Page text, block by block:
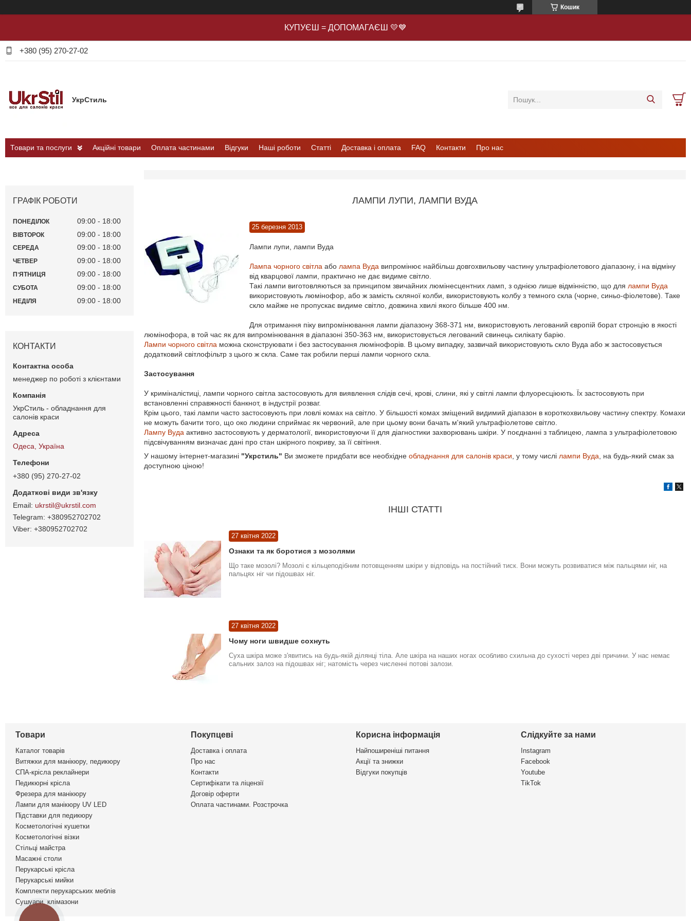
Кошик
КУПУЄШ = ДОПОМАГАЄШ 💛💙
+380 (95) 270-27-02
УкрСтиль
Товари та послуги Акційні товари Оплата частинами Відгуки Наші роботи Статті Доставка і оплата FAQ Контакти Про нас
ЛАМПИ ЛУПИ, ЛАМПИ ВУДА
25 березня 2013
Лампи лупи, лампи Вуда
Лампа чорного світла або лампа Вуда випромінює найбільш довгохвильову частину ультрафіолетового діапазону, і на відміну
від кварцової лампи, практично не дає видиме світло.
Такі лампи виготовляються за принципом звичайних люмінесцентних ламп, з однією лише відмінністю, що для лампи Вуда
використовують люмінофор, або ж замість скляної колби, використовують колбу з темного скла (чорне, синьо-фіолетове). Таке
скло майже не пропускає видиме світло, довжина хвилі якого більше 400 нм.
Для отримання піку випромінювання лампи діапазону 368-371 нм, використовують легований європій борат стронцію в якості
люмінофора, в той час як для випромінювання в діапазоні 350-363 нм, використовується легований свинець силікату барію.
Лампи чорного світла можна сконструювати і без застосування люмінофорів. В цьому випадку, зазвичай використовують скло Вуда або ж застосовується
додатковий світлофільтр з цього ж скла. Саме так робили перші лампи чорного скла.
Застосування
У криміналістиці, лампи чорного світла застосовують для виявлення слідів сечі, крові, слини, які у світлі лампи флуоресціюють. Їх застосовують при
встановленні справжності банкнот, в індустрії розваг.
Крім цього, такі лампи часто застосовують при ловлі комах на світло. У більшості комах зміщений видимий діапазон в короткохвильову частину спектру. Комахи
не можуть бачити того, що око людини сприймає як червоний, але при цьому вони бачать м'який ультрафіолетове світло.
Лампу Вуда активно застосовують у дерматології, використовуючи її для діагностики захворювань шкіри. У поєднанні з таблицею, лампа з ультрафіолетовою
підсвічуванням визначає дані про стан шкірного покриву, за її світіння.
У нашому інтернет-магазині "Укрстиль" Ви зможете придбати все необхідне обладнання для салонів краси , у тому числі лампи Вуда , на будь-який смак за
доступною ціною!
ІНШІ СТАТТІ
27 квітня 2022
Ознаки та як боротися з мозолями
Що таке мозолі? Мозолі є кільцеподібним потовщенням шкіри у відповідь на постійний тиск. Вони можуть розвиватися між пальцями ніг, на
пальцях ніг чи підошвах ніг.
27 квітня 2022
Чому ноги швидше сохнуть
Суха шкіра може з'явитись на будь-якій ділянці тіла. Але шкіра на наших ногах особливо схильна до сухості через дві причини. У нас немає
сальних залоз на підошвах ніг; натомість через численні потові залози.
ГРАФІК РОБОТИ
ПОНЕДІЛОК 09:00 18:00
ВІВТОРОК 09:00 18:00
СЕРЕДА 09:00 18:00
ЧЕТВЕР 09:00 18:00
ПʼЯТНИЦЯ 09:00 18:00
СУБОТА 09:00 18:00
НЕДІЛЯ 09:00 18:00
КОНТАКТИ
менеджер по роботі з клієнтами
УкрСтиль - обладнання для
салонів краси
Одеса, Україна
+380 (95) 270-27-02
ukrstil@ukrstil.com
+380952702702
+380952702702
Товари
Каталог товарів
Витяжки для манікюру, педикюру
СПА-крісла реклайнери
Педикюрні крісла
Фрезера для манікюру
Лампи для манікюру UV LED
Підставки для педикюру
Косметологічні кушетки
Косметологічні візки
Стільці майстра
Масажні столи
Перукарські крісла
Перукарські мийки
Комплекти перукарських меблів
Сушуари, клімазони
Покупцеві
Доставка і оплата
Про нас
Контакти
Сертифікати та ліцензії
Договір оферти
Оплата частинами. Розстрочка
Корисна інформація
Найпоширеніші питання
Акції та знижки
Відгуки покупців
Слідкуйте за нами
Instagram
Facebook
Youtube
TikTok